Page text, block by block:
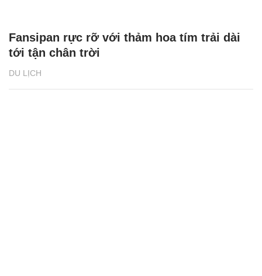
DU LỊCH
Fansipan rực rỡ với thảm hoa tím trải dài
tới tận chân trời